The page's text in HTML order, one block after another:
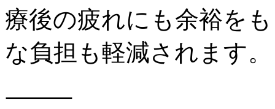
療後の疲れにも余裕を
な負担も軽減されます。
⸻